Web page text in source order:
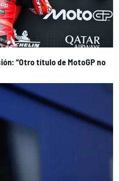
“Otro título de MotoGP no